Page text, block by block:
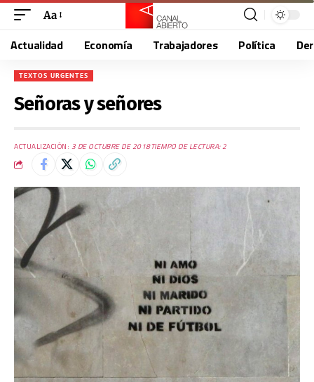
Aa
Actualidad Economía Trabajadores Política
TEXTOS URGENTES
Señoras y señores
ACTUALIZACIÓN: 3 DE OCTUBRE DE 2018TIEMPO DE LECTURA: 2